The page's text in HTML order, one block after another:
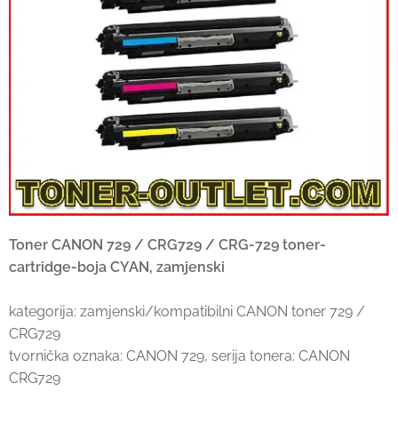
Toner CANON 729 / CRG729 / CRG-729 toner-
cartridge-boja CYAN, zamjenski
kategorija: zamjenski/kompatibilni CANON toner 729 /
CRG729
tvornička oznaka: CANON 729, serija tonera: CANON
CRG729